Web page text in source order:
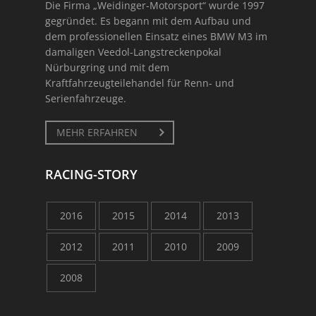
Die Firma „Weidinger-Motorsport“ wurde 1997
gegründet. Es begann mit dem Aufbau und
dem professionellen Einsatz eines BMW M3 im
damaligen Veedol-Langstreckenpokal
Nürburgring und mit dem
Kraftfahrzeugteilehandel für Renn- und
Serienfahrzeuge.
MEHR ERFAHREN
RACING-STORY
2016 2015 2014 2013
2012 2011 2010 2009
2008